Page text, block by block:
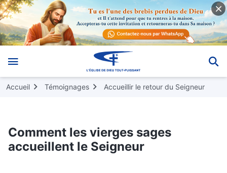
Accueil Témoignages Accueillir le retour du Seigneur
Comment les vierges sages
accueillent le Seigneur